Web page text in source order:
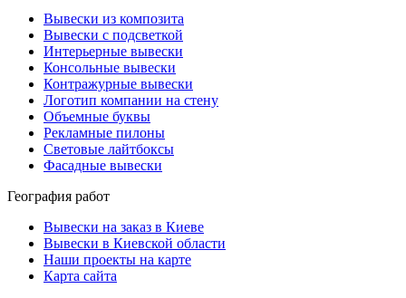
Вывески из композита
Вывески с подсветкой
Интерьерные вывески
Консольные вывески
Контражурные вывески
Логотип компании на стену
Объемные буквы
Рекламные пилоны
Световые лайтбоксы
Фасадные вывески
География работ
Вывески на заказ в Киеве
Вывески в Киевской области
Наши проекты на карте
Карта сайта